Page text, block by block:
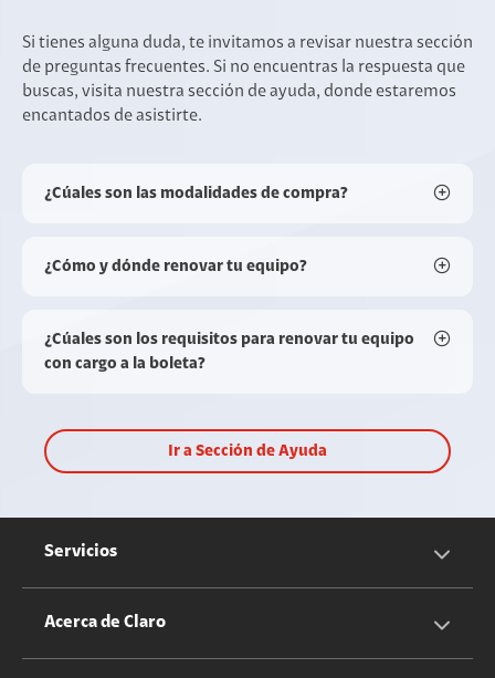
Si tienes alguna duda, te invitamos a revisar nuestra sección
de preguntas frecuentes. Si no encuentras la respuesta que
buscas, visita nuestra sección de ayuda, donde estaremos
encantados de asistirte.
¿Cúales son las modalidades de compra?
¿Cómo y dónde renovar tu equipo?
¿Cúales son los requisitos para renovar tu equipo
con cargo a la boleta?
Ir a Sección de Ayuda
Servicios
Servicios Móviles
Acerca de Claro